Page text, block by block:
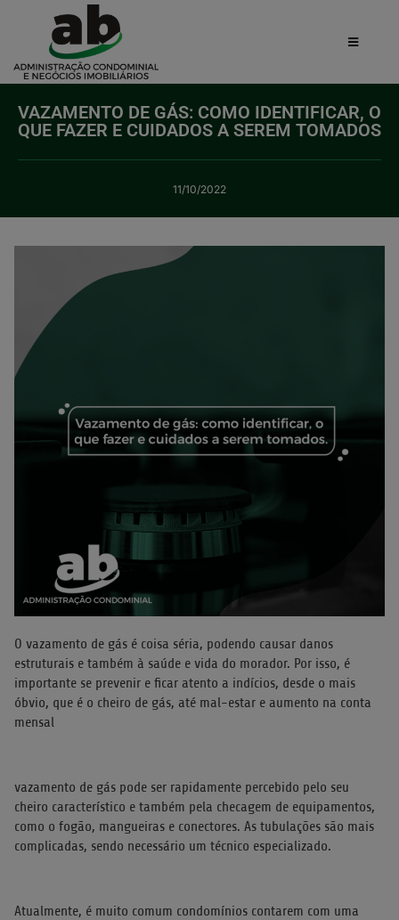
VAZAMENTO DE GÁS: COMO IDENTIFICAR, O
QUE FAZER E CUIDADOS A SEREM TOMADOS
11/10/2022
O vazamento de gás é coisa séria, podendo causar danos
estruturais e também à saúde e vida do morador. Por isso, é
importante se prevenir e ficar atento a indícios, desde o mais
óbvio, que é o cheiro de gás, até mal-estar e aumento na conta
mensal
vazamento de gás pode ser rapidamente percebido pelo seu
cheiro característico e também pela checagem de equipamentos,
como o fogão, mangueiras e conectores. As tubulações são mais
complicadas, sendo necessário um técnico especializado.
Atualmente, é muito comum condomínios contarem com uma